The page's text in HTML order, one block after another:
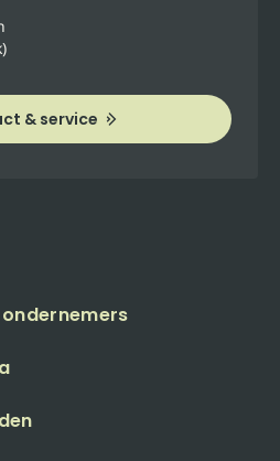
& service